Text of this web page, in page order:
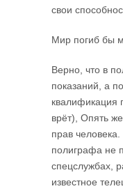
свои
Мир погиб бы
Верно, что в
показаний, а
квалификация
врёт), Опять
прав
полиграфа не
спецслужбах,
известное